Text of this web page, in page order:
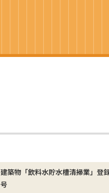
建築物「飲料水貯水槽清掃業」登
号